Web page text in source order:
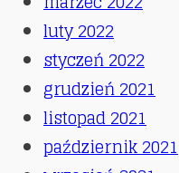
luty 2022
styczeń 2022
grudzień 2021
listopad 2021
październik 2021